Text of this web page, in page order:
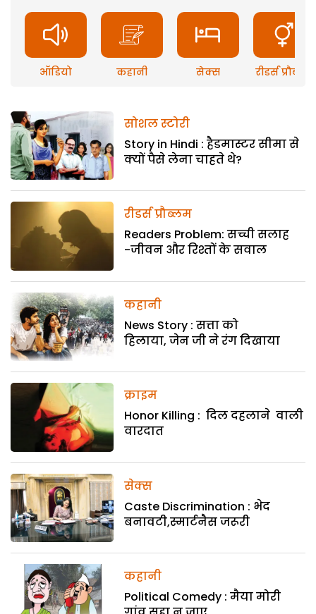
ऑडियो कहानी सेक्स रीडर्स प्रौब्लम
सोशल स्टोरी
Story in Hindi : हैडमास्टर सीमा से
क्यों पैसे लेना चाहते थे?
रीडर्स प्रौब्लम
Readers Problem: सच्ची सलाह
-जीवन और रिश्तों के सवाल
कहानी
News Story : सत्ता को
हिलाया, जेन जी ने रंग दिखाया
क्राइम
Honor Killing : दिल दहलाने वाली
वारदात
सेक्स
Caste Discrimination : भेद
बनावटी,स्मार्टनैस जरूरी
कहानी
Political Comedy : मैया मोरी